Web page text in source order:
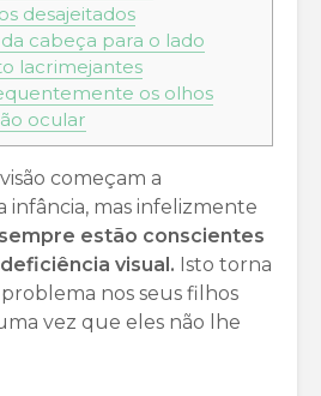
desajeitados
cabeça para o lado
lacrimejantes
os olhos
ocular
começam a
infância, mas infelizmente
estão conscientes
visual. Isto torna
nos seus filhos
vez que eles não lhe